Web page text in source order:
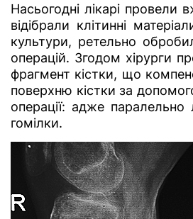
Насьогодні лікарі провели
відібрали клітинні
культури, ретельно
операцій. Згодом хірурги
фрагмент кістки, що
поверхню кістки за
операції: адже
гомілки.